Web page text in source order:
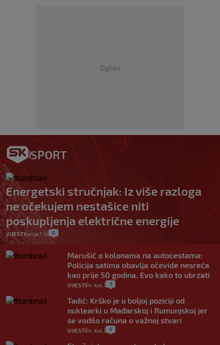
Oglas
SPORT
Energetski stručnjak: Iz više razloga
ne očekujem nestašice niti
poskupljenja električne energije
VIJESTI| prije 1 h 0
Marušić o kolonama na autocestama:
Policija satima obavlja očevide nesreća
kao prije 50 godina. Evo kako to ubrzati
VIJESTI 4. kol. 7
Tadić: Krško je u boljoj poziciji od
nuklearki u Mađarskoj i Rumunjskoj jer
se vodilo računa o važnoj stvari
VIJESTI 4. kol. 5